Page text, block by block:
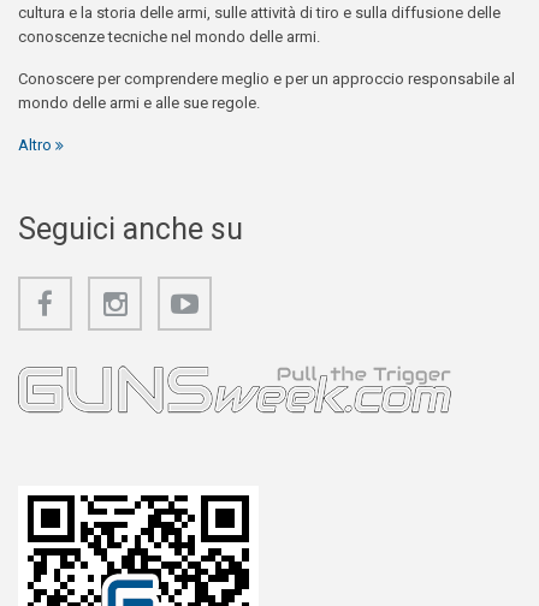
cultura e la storia delle armi, sulle attività di tiro e sulla diffusione delle
conoscenze tecniche nel mondo delle armi.
Conoscere per comprendere meglio e per un approccio responsabile al
mondo delle armi e alle sue regole.
Altro
Seguici anche su